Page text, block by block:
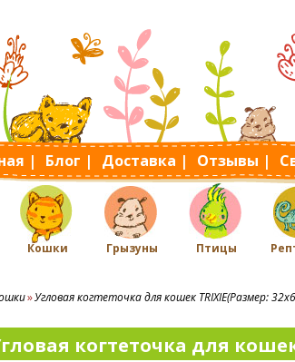
| Блог | Доставка | Отзывы |
Кошки Грызуны Птицы
Угловая когтеточка для кошек TRIXIE(Размер:
когтеточка для